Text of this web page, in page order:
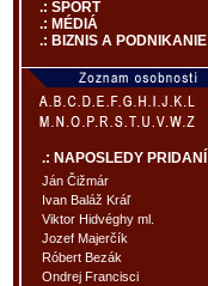
.: ŠPORT
.: MÉDIÁ
.: BIZNIS A PODNIKANIE
.: NAPOSLEDY PRIDANÍ
Ján Čižmár
Ivan Baláž Kráľ
Viktor Hidvéghy ml.
Jozef Majerčík
Róbert Bezák
Ondrej Francisci